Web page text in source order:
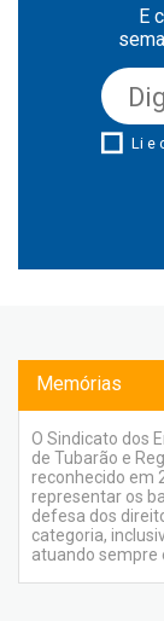
E
Li e
Memórias
O Sindicato dos
de Tubarão e
reconhecido em
representar os
defesa dos
categoria,
atuando sempre